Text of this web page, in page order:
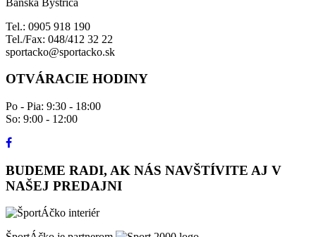
Tel.: 0905 918 190
Tel./Fax: 048/412 32 22
sportacko@sportacko.sk
OTVÁRACIE HODINY
Po - Pia: 9:30 - 18:00
So: 9:00 - 12:00
BUDEME RADI, AK NÁS NAVŠTÍVITE AJ V
NAŠEJ PREDAJNI